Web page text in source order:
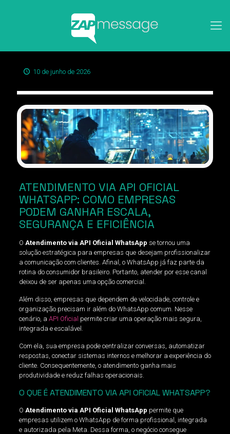
10 de junho de 2026
ATENDIMENTO VIA API OFICIAL
WHATSAPP: COMO EMPRESAS
PODEM GANHAR ESCALA,
SEGURANÇA E EFICIÊNCIA
O Atendimento via API Oficial WhatsApp se tornou uma
solução estratégica para empresas que desejam profissionalizar
a comunicação com clientes. Afinal, o WhatsApp já faz parte da
rotina do consumidor brasileiro. Portanto, atender por esse canal
deixou de ser apenas uma opção comercial.
Além disso, empresas que dependem de velocidade, controle e
organização precisam ir além do WhatsApp comum. Nesse
cenário, a API Oficial permite criar uma operação mais segura,
integrada e escalável.
Com ela, sua empresa pode centralizar conversas, automatizar
respostas, conectar sistemas internos e melhorar a experiência do
cliente. Consequentemente, o atendimento ganha mais
produtividade e reduz falhas operacionais.
O QUE É ATENDIMENTO VIA API OFICIAL WHATSAPP?
O Atendimento via API Oficial WhatsApp permite que
empresas utilizem o WhatsApp de forma profissional, integrada
e autorizada pela Meta. Dessa forma, o negócio consegue